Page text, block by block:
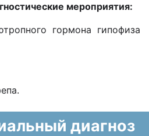
мероприятия:
гормона гипофиза
диагноз